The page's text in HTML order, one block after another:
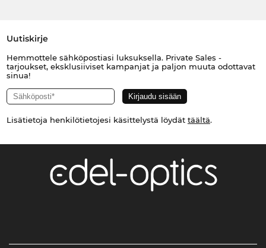
Uutiskirje
Hemmottele sähköpostiasi luksuksella. Private Sales -
tarjoukset, eksklusiiviset kampanjat ja paljon muuta odottavat
sinua!
Lisätietoja henkilötietojesi käsittelystä löydät täältä.